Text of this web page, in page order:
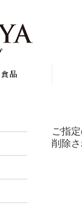
食品
ワ
ご指
削除